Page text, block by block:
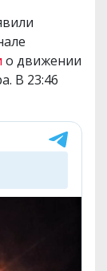
о движении
В 23:46